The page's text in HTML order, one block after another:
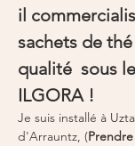
il
sachets de
qualité  sous
ILGORA !
Je suis installé à
d'Arrauntz, (